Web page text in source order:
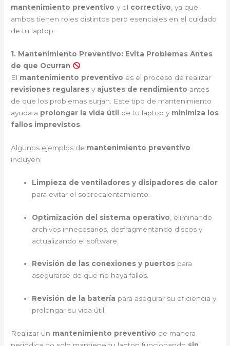
mantenimiento preventivo y el correctivo , ya que
ambos tienen roles distintos pero esenciales en el cuidado
de tu laptop:
1. Mantenimiento Preventivo: Evita Problemas Antes
de que Ocurran
El mantenimiento preventivo es el proceso de realizar
revisiones regulares y ajustes de rendimiento antes
de que los problemas surjan. Este tipo de mantenimiento
ayuda a prolongar la vida útil de tu laptop y minimiza los
fallos imprevistos
Algunos ejemplos de mantenimiento preventivo
incluyen:
Limpieza de ventiladores y disipadores de calor
para evitar el sobrecalentamiento.
Optimización del sistema operativo , eliminando
archivos innecesarios, desfragmentando discos y
actualizando el software.
Revisión de las conexiones y puertos para
asegurarse de que no haya fallos.
Revisión de la batería para asegurar su eficiencia y
prolongar su vida útil.
Realizar un mantenimiento preventivo de manera